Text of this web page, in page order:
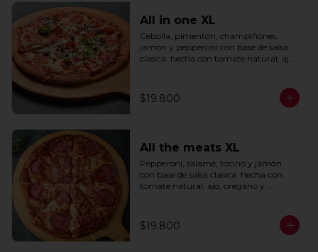
All in one XL
Cebolla, pimentón, champiñones,
jamon y pepperoni con base de salsa
clasica  hecha con tomate natural, ajo,
$19.800
All the meats XL
Pepperoni, salame, tocino y jamón
con base de salsa clasica  hecha con
tomate natural, ajo, oregano y
$19.800